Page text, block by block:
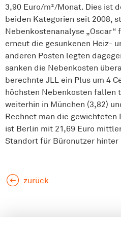
3,90 Euro/m²/Monat. Dies ist
beiden Kategorien seit 2008,
Nebenkostenanalyse „Oscar“
erneut die gesunkenen Heiz-
anderen Posten legten
sanken die Nebenkosten
berechnte JLL ein Plus um 4
höchsten Nebenkosten fallen
weiterhin in München (3,82)
Rechnet man die
ist Berlin mit 21,69 Euro
Standort für Büronutzer
zurück